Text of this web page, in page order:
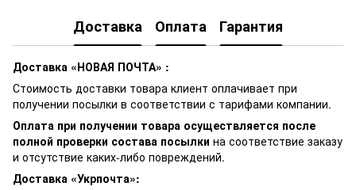
Доставка Оплата Гарантия
Доставка «НОВАЯ ПОЧТА» :
Стоимость доставки товара клиент оплачивает при
получении посылки в соответствии с тарифами компании.
Оплата при получении товара осуществляется после
полной проверки состава посылки на соответствие заказу
и отсутствие каких-либо повреждений.
Доставка «Укрпочта»: